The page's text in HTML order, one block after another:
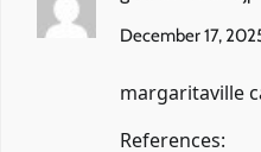
December 17,
margaritaville
References: